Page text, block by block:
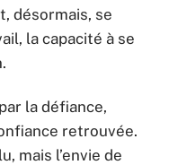
désormais, se
la capacité à se
la défiance,
retrouvée.
mais l’envie de